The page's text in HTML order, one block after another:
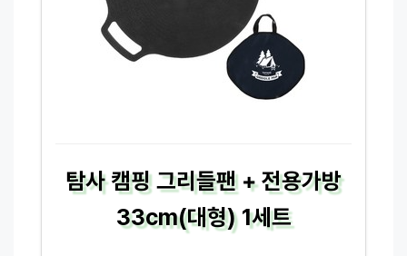
탐사 캠핑 그리들팬 + 전용가방
33cm(대형) 1세트